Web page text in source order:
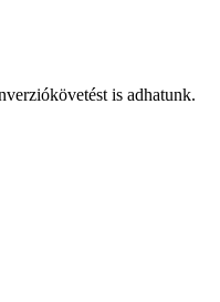
is adhatunk.